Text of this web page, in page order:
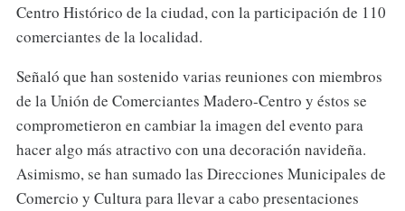
Centro Histórico de la ciudad, con la participación de 110
comerciantes de la localidad.
Señaló que han sostenido varias reuniones con miembros
de la Unión de Comerciantes Madero-Centro y éstos se
comprometieron en cambiar la imagen del evento para
hacer algo más atractivo con una decoración navideña.
Asimismo, se han sumado las Direcciones Municipales de
Comercio y Cultura para llevar a cabo presentaciones